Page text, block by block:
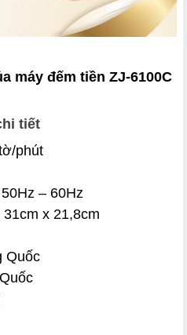
máy đếm tiền ZJ-6100C
tiết
phút
– 60Hz
x 21,8cm
Quốc